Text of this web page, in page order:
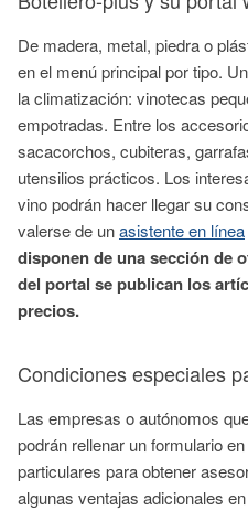
De madera, metal, piedra o
en el menú principal por tipo.
la climatización: vinotecas
empotradas. Entre los
sacacorchos, cubiteras,
utensilios prácticos. Los
vino podrán hacer llegar su
valerse de unasistente en línea
disponen de una sección de
del portal se publican los
precios.
Condiciones especiales
Las empresas o autónomos
podrán rellenar un formulario
particulares para obtener
algunas ventajas adicionales